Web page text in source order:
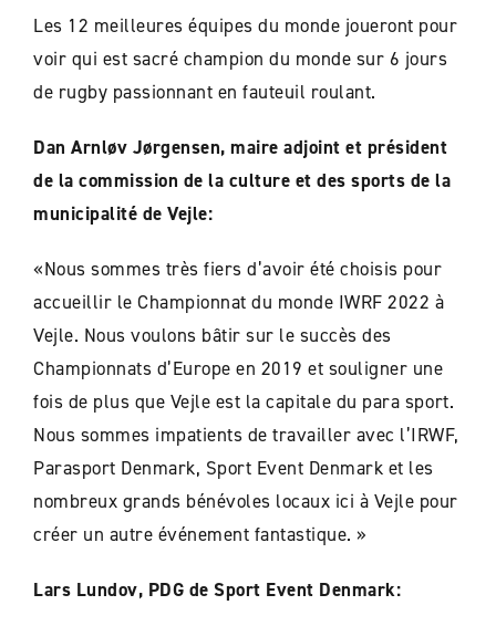
Les 12 meilleures équipes du monde joueront pour
voir qui est sacré champion du monde sur 6 jours
de rugby passionnant en fauteuil roulant.
Dan Arnløv Jørgensen, maire adjoint et président
de la commission de la culture et des sports de la
municipalité de Vejle:
«Nous sommes très fiers d’avoir été choisis pour
accueillir le Championnat du monde IWRF 2022 à
Vejle. Nous voulons bâtir sur le succès des
Championnats d’Europe en 2019 et souligner une
fois de plus que Vejle est la capitale du para sport.
Nous sommes impatients de travailler avec l’IRWF,
Parasport Denmark, Sport Event Denmark et les
nombreux grands bénévoles locaux ici à Vejle pour
créer un autre événement fantastique. »
Lars Lundov, PDG de Sport Event Denmark: